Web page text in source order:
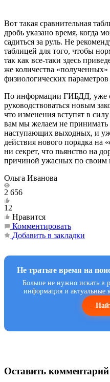
Вот такая сравнительная
дробь указано время, когда
садиться за руль. Не
таблицей для того, чтобы
так как все-таки здесь
же количества
физиологических параметров
По информации ГИБДД, уже
руководствоваться новым
что изменения вступят в
вам мы желаем не принимать
наступающих выходных, и
действия нового порядка на
ни секрет, что пьянство на
причиной ужасных по своим
Ольга Иванова
2 656
12
Нравится
Комментировать
Добавить в закладки
Не тратьте время на
Больше не нужно искать в
информация и актуальные
Оставить комментарий